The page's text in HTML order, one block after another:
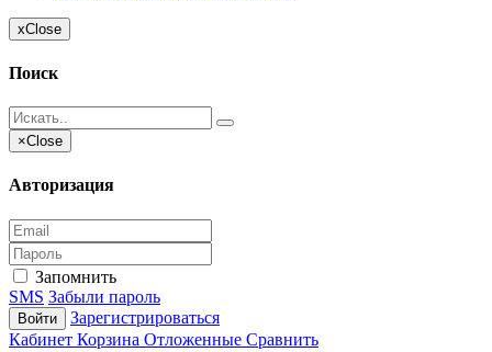
xClose
Поиск
×Close
Авторизация
Запомнить
SMS Забыли пароль
Войти
Зарегистрироваться
Кабинет Корзина Отложенные Сравнить